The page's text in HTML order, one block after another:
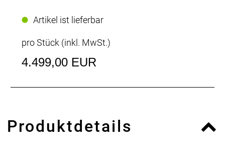
Artikel ist lieferbar
pro Stück (inkl. MwSt.)
4.499,00 EUR
Produktdetails